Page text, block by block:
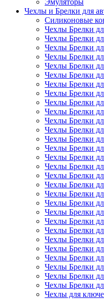
Чехлы и Брелки для
Силиконовые
Чехлы Брелки
Чехлы Брелки
Чехлы Брелки
Чехлы Брелки
Чехлы Брелки
Чехлы Брелки
Чехлы Брелки
Чехлы Брелки
Чехлы Брелки
Чехлы Брелки
Чехлы Брелки
Чехлы Брелки
Чехлы Брелки
Чехлы Брелки
Чехлы Брелки
Чехлы Брелки
Чехлы Брелки
Чехлы Брелки
Чехлы Брелки
Чехлы Брелки
Чехлы Брелки
Чехлы Брелки
Чехлы Брелки
Чехлы Брелки
Чехлы Брелки
Чехлы Брелки
Чехлы Брелки
Чехлы Брелки
Чехлы Брелки
Чехлы для